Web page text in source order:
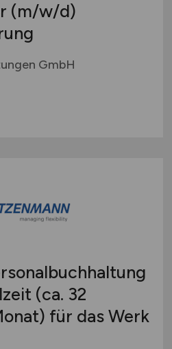
(m/w/d)
GmbH
(ca. 32
für das Werk